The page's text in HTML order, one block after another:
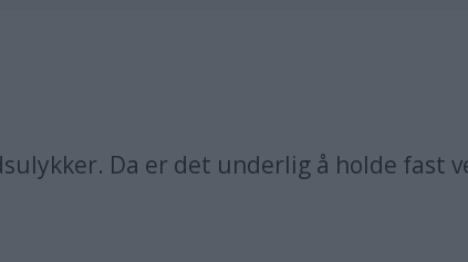
Da er det underlig å holde fast